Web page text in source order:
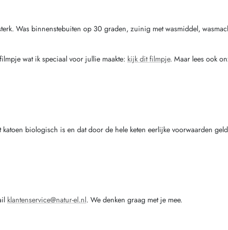
Was binnenstebuiten op 30 graden, zuinig met wasmiddel,
wat ik speciaal voor jullie maakte: kijk dit filmpje. Maar lees ook
biologisch is en dat door de hele keten eerlijke voorwaarden
klantenservice@natur-el.nl. We denken graag met je mee.